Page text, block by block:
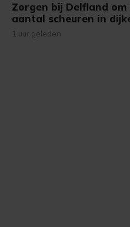
Zorgen bij Delfland om
aantal scheuren in
1 uur geleden